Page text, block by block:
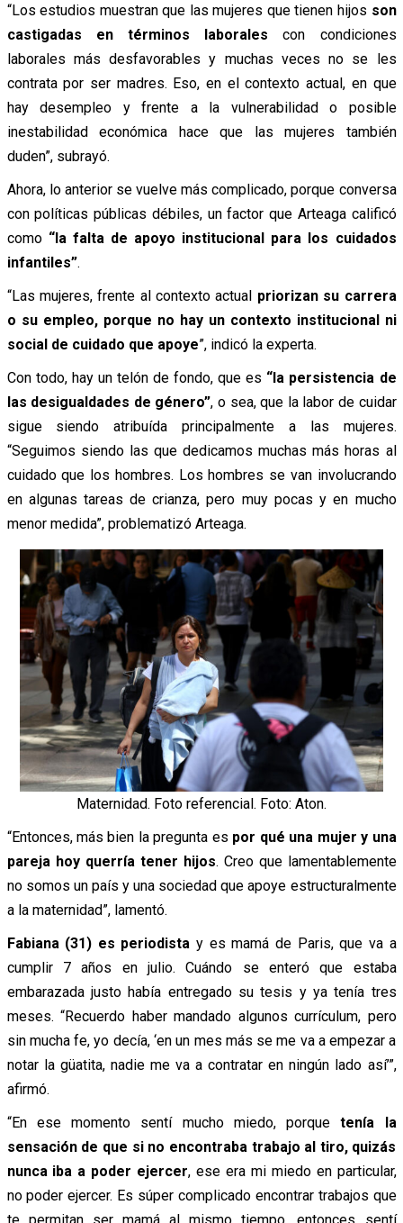
“Los estudios muestran que las mujeres que tienen hijos son
castigadas en términos laboralescon condiciones
laborales más desfavorables y muchas veces no se les
contrata por ser madres. Eso, en el contexto actual, en que
hay desempleo y frente a la vulnerabilidad o posible
inestabilidad económica hace que las mujeres también
duden”, subrayó.
Ahora, lo anterior se vuelve más complicado, porque conversa
con políticas públicas débiles, un factor que Arteaga calificó
como “la falta de apoyo institucional para los cuidados
infantiles”.
“Las mujeres, frente al contexto actual priorizan su carrera
o su empleo, porque no hay un contexto institucional ni
social de cuidado que apoye”, indicó la experta.
Con todo, hay un telón de fondo, que es “la persistencia de
las desigualdades de género”, o sea, que la labor de cuidar
sigue siendo atribuída principalmente a las mujeres.
“Seguimos siendo las que dedicamos muchas más horas al
cuidado que los hombres. Los hombres se van involucrando
en algunas tareas de crianza, pero muy pocas y en mucho
menor medida”, problematizó Arteaga.
Maternidad. Foto referencial. Foto: Aton.
“Entonces, más bien la pregunta es por qué una mujer y una
pareja hoy querría tener hijos. Creo que lamentablemente
no somos un país y una sociedad que apoye estructuralmente
a la maternidad”, lamentó.
Fabiana (31) es periodista y es mamá de Paris, que va a
cumplir 7 años en julio. Cuándo se enteró que estaba
embarazada justo había entregado su tesis y ya tenía tres
meses. “Recuerdo haber mandado algunos currículum, pero
sin mucha fe, yo decía, ‘en un mes más se me va a empezar a
notar la güatita, nadie me va a contratar en ningún lado así’”,
afirmó.
“En ese momento sentí mucho miedo, porquetenía la
sensación de que si no encontraba trabajo al tiro, quizás
nunca iba a poder ejercer, ese era mi miedo en particular,
no poder ejercer. Es súper complicado encontrar trabajos que
te permitan ser mamá al mismo tiempo, entonces sentí